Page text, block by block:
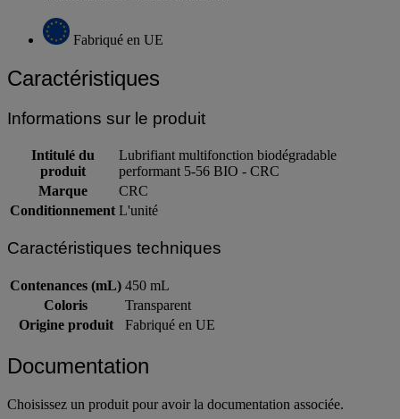
Fabriqué en UE
Caractéristiques
Informations sur le produit
Intitulé du
produit
Lubrifiant multifonction biodégradable
performant 5-56 BIO - CRC
Marque
CRC
Conditionnement L'unité
Caractéristiques techniques
Contenances (mL) 450 mL
Coloris
Transparent
Origine produit
Fabriqué en UE
Documentation
Choisissez un produit pour avoir la documentation associée.